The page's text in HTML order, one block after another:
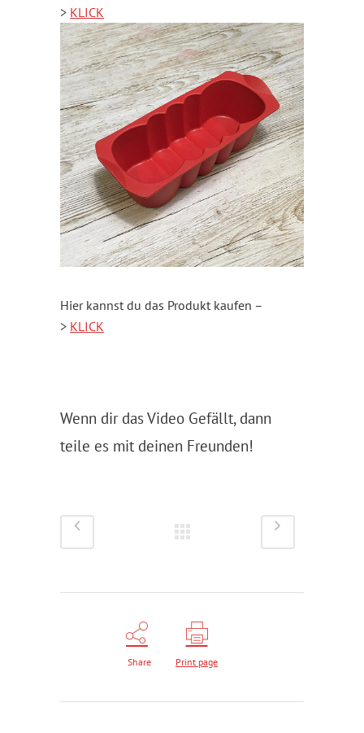
> KLICK
Hier kannst du das Produkt kaufen –
> KLICK
Wenn dir das Video Gefällt, dann
teile es mit deinen Freunden!
Share Print page